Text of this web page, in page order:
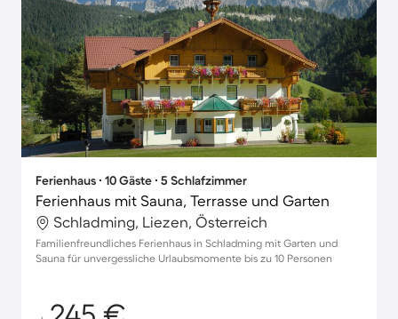
Ferienhaus ∙ 10 Gäste ∙ 5 Schlafzimmer
Ferienhaus mit Sauna, Terrasse und Garten
Schladming, Liezen, Österreich
Familienfreundliches Ferienhaus in Schladming mit Garten und
Sauna für unvergessliche Urlaubsmomente bis zu 10 Personen